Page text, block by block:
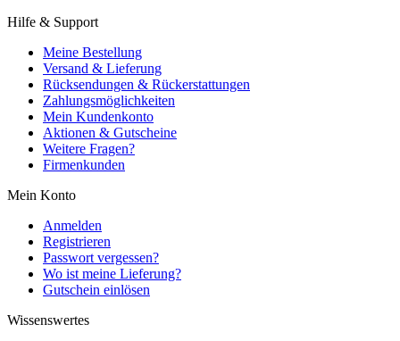
Hilfe & Support
Meine Bestellung
Versand & Lieferung
Rücksendungen & Rückerstattungen
Zahlungsmöglichkeiten
Mein Kundenkonto
Aktionen & Gutscheine
Weitere Fragen?
Firmenkunden
Mein Konto
Anmelden
Registrieren
Passwort vergessen?
Wo ist meine Lieferung?
Gutschein einlösen
Wissenswertes